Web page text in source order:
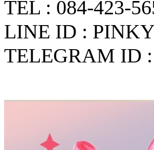
TEL : 084-423-
LINE ID :
TELEGRAM ID